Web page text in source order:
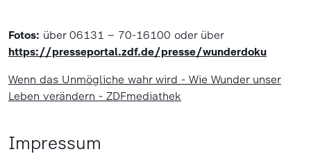
Fotos: über 06131 – 70-16100 oder über
https://presseportal.zdf.de/presse/wunderdoku
Wenn das Unmögliche wahr wird - Wie Wunder unser
Leben verändern - ZDFmediathek
Impressum